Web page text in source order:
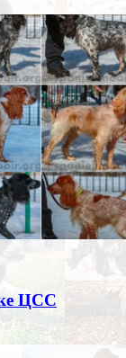
ЦСС